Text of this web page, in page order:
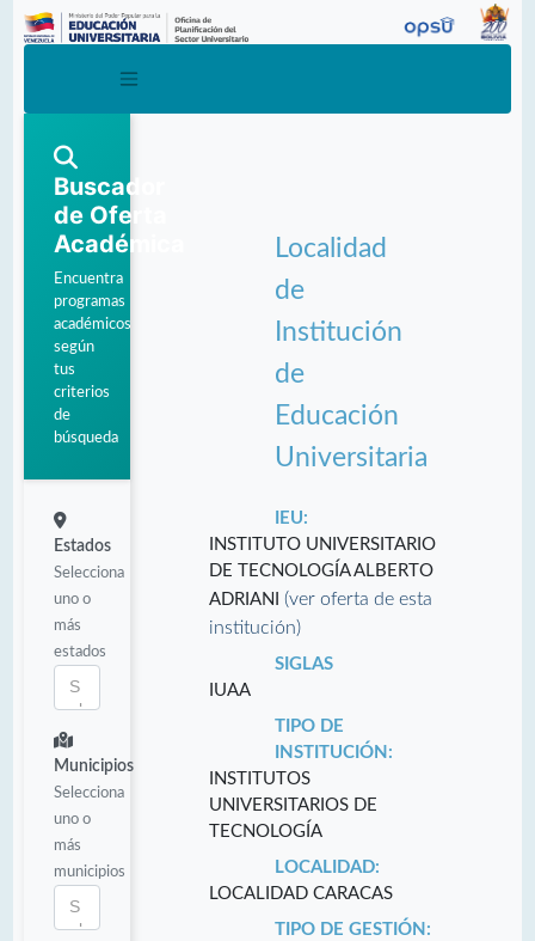
Buscador
de Oferta
Académica
Encuentra
programas
académicos
según
tus
criterios
de
búsqueda
Estados
Selecciona
uno o
más
estados
Municipios
Selecciona
uno o
más
municipios
Localidad
de
Institución
de
Educación
Universitaria
IEU:
INSTITUTO UNIVERSITARIO
DE TECNOLOGÍA ALBERTO
ADRIANI (ver oferta de esta
institución)
SIGLAS
IUAA
TIPO DE
INSTITUCIÓN:
INSTITUTOS
UNIVERSITARIOS DE
TECNOLOGÍA
LOCALIDAD:
LOCALIDAD CARACAS
TIPO DE GESTIÓN: